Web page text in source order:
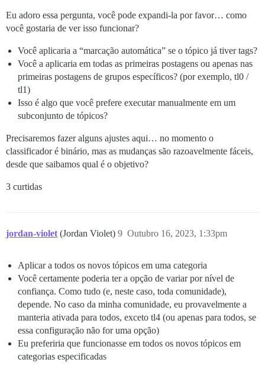
Eu adoro essa pergunta, você pode expandi-la por favor… como
você gostaria de ver isso funcionar?
Você aplicaria a “marcação automática” se o tópico já tiver tags?
Você a aplicaria em todas as primeiras postagens ou apenas nas
primeiras postagens de grupos específicos? (por exemplo, tl0 /
tl1)
Isso é algo que você prefere executar manualmente em um
subconjunto de tópicos?
Precisaremos fazer alguns ajustes aqui… no momento o
classificador é binário, mas as mudanças são razoavelmente fáceis,
desde que saibamos qual é o objetivo?
3 curtidas
jordan-violet (Jordan Violet) Outubro 16, 2023, 1:33pm
9
Aplicar a todos os novos tópicos em uma categoria
Você certamente poderia ter a opção de variar por nível de
confiança. Como tudo (e, neste caso, toda comunidade),
depende. No caso da minha comunidade, eu provavelmente a
manteria ativada para todos, exceto tl4 (ou apenas para todos, se
essa configuração não for uma opção)
Eu preferiria que funcionasse em todos os novos tópicos em
categorias especificadas